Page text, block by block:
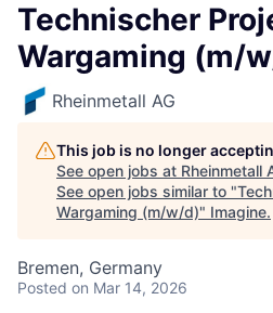
Technischer
Wargaming (m/
Rheinmetall AG
This job is no longer
See open jobs at Rheinmetall
See open jobs similar to "
Wargaming (m/w/d)" Imagine.
Bremen, Germany
Posted on Mar 14, 2026